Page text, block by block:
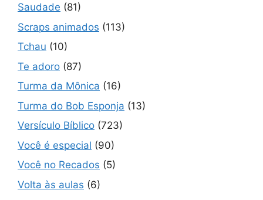
Saudade (81)
Scraps animados (113)
Tchau (10)
Te adoro (87)
Turma da Mônica (16)
Turma do Bob Esponja (13)
Versículo Bíblico (723)
Você é especial (90)
Você no Recados (5)
Volta às aulas (6)